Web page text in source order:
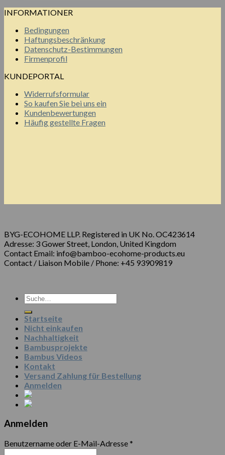
INFORMATIONER
Bedingungen
Haftungsbeschränkung
Datenschutz-Bestimmungen
Firmenprofil
KUNDEPORTAL
Widerrufsformular
So kaufen Sie bei uns ein
Kundenbewertungen
Häufig gestellte Fragen
BYG-ECOHOME LLP. Registered in UK No. OC423614
Adresse: 3 Gower Street, London, United Kingdom
Contact Email: info@bamboo-ecohome-products.eu
Contact / Liaison Mobile / Phone: +45 93909819
Startseite
Nicht einkaufen
Nachhaltigkeit
Bambusprojekte
Bambus Videos
Kontakt
Versand Zahlung für Bestellung
Anmelden
Anmelden
Benutzername oder E-Mail-Adresse*